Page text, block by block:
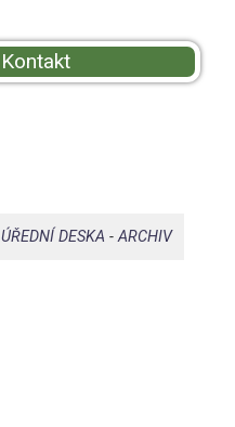
Kontakt
ÚŘEDNÍ DESKA -ARCHIV